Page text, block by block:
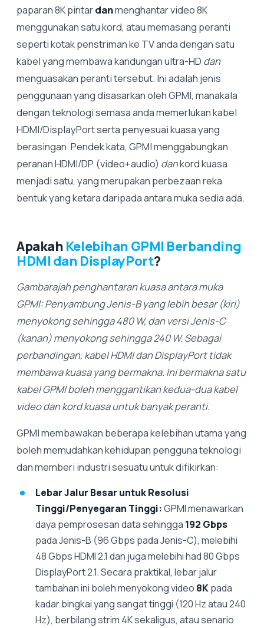
paparan 8K pintardanmenghantar video 8K
menggunakan satu kord, atau memasang peranti
seperti kotak penstriman ke TV anda dengan satu
kabel yang membawa kandungan ultra-HD dan
menguasakan peranti tersebut. Ini adalah jenis
penggunaan yang disasarkan oleh GPMI, manakala
dengan teknologi semasa anda memerlukan kabel
HDMI/DisplayPort serta penyesuai kuasa yang
berasingan. Pendek kata, GPMI menggabungkan
peranan HDMI/DP (video+audio) dankord kuasa
menjadi satu, yang merupakan perbezaan reka
bentuk yang ketara daripada antara muka sedia ada.
Apakah Kelebihan GPMI Berbanding
HDMI dan DisplayPort?
Gambarajah penghantaran kuasa antara muka
GPMI: Penyambung Jenis-B yang lebih besar (kiri)
menyokong sehingga 480 W, dan versi Jenis-C
(kanan) menyokong sehingga 240 W. Sebagai
perbandingan, kabel HDMI dan DisplayPort tidak
membawa kuasa yang bermakna. Ini bermakna satu
kabel GPMI boleh menggantikan kedua-dua kabel
video dan kord kuasa untuk banyak peranti.
GPMI membawakan beberapa kelebihan utama yang
boleh memudahkan kehidupan pengguna teknologi
dan memberi industri sesuatu untuk difikirkan:
Lebar Jalur Besar untuk Resolusi
Tinggi/Penyegaran Tinggi:GPMI menawarkan
daya pemprosesan data sehingga 192 Gbps
pada Jenis-B (96 Gbps pada Jenis-C), melebihi
48 Gbps HDMI 2.1 dan juga melebihi had 80 Gbps
DisplayPort 2.1. Secara praktikal, lebar jalur
tambahan ini boleh menyokong video 8Kpada
kadar bingkai yang sangat tinggi (120 Hz atau 240
Hz), berbilang strim 4K sekaligus, atau senario